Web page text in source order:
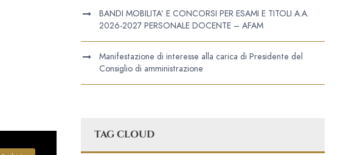
BANDI MOBILITA’ E CONCORSI PER ESAMI E TITOLI A.A.
2026-2027 PERSONALE DOCENTE – AFAM
Manifestazione di interesse alla carica di Presidente del
Consiglio di amministrazione
TAG CLOUD